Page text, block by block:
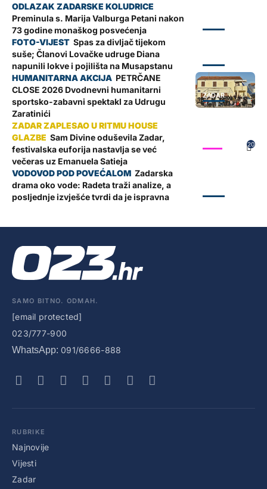
Preminula s. Marija Valburga Petani nakon
73 godine monaškog posvećenja
Spas za divljač tijekom
suše; Članovi Lovačke udruge Diana
napunili lokve i pojilišta na Musapstanu
ZADAR
PETRČANE
CLOSE 2026 Dvodnevni humanitarni
sportsko-zabavni spektakl za Udrugu
Zaratinići
20
Sam Divine oduševila Zadar,
festivalska euforija nastavlja se već
večeras uz Emanuela Satieja
Zadarska
drama oko vode: Radeta traži analize, a
posljednje izvješće tvrdi da je ispravna
SAMO BITNO. ODMAH.
[email protected]
023/777-900
WhatsApp: 091/6666-888
RUBRIKE
Najnovije
Vijesti
Zadar